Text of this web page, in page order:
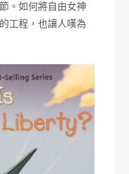
。如何將自由女神
工程，也讓人嘆為